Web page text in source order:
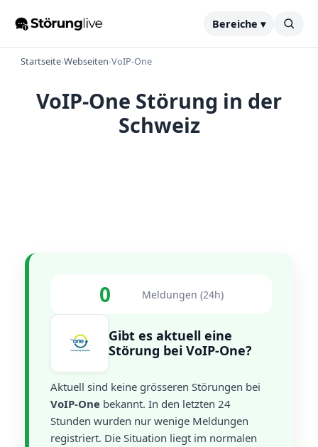
Bereiche ▾
Startseite›Webseiten›VoIP-One
VoIP-One Störung in der
Schweiz
0 Meldungen (24h)
Gibt es aktuell eine
Störung bei VoIP-One?
Aktuell sind keine grösseren Störungen bei
VoIP-One bekannt. In den letzten 24
Stunden wurden nur wenige Meldungen
registriert. Die Situation liegt im normalen